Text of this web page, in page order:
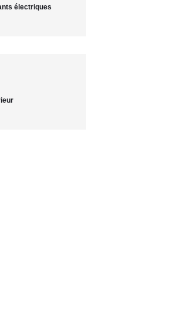
électriques